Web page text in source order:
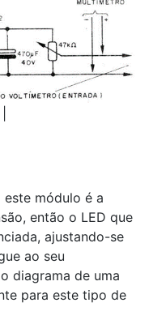
este módulo é a
então o LED que
ajustando-se
ao seu
diagrama de uma
para este tipo de